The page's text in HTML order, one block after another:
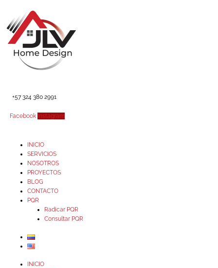
contenido
+57 324 380 2991
Facebook Instagram
INICIO
SERVICIOS
NOSOTROS
PROYECTOS
BLOG
CONTACTO
PQR
Radicar PQR
Consultar PQR
INICIO